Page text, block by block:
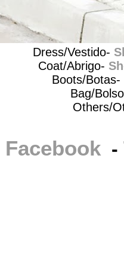
Dress/Vestido-
Coat/Abrigo-
Boots/
Bag/
Others/
Facebook -